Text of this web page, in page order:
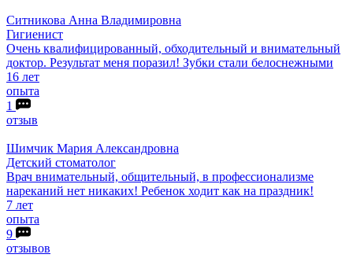
Ситникова Анна Владимировна
Гигиенист
Очень квалифицированный, обходительный и внимательный
доктор. Результат меня поразил! Зубки стали белоснежными
16 лет
опыта
1
отзыв
Шимчик Мария Александровна
Детский стоматолог
Врач внимательный, общительный, в профессионализме
нареканий нет никаких! Ребенок ходит как на праздник!
7 лет
опыта
9
отзывов